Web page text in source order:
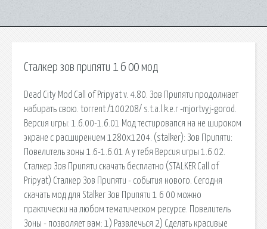
Сталкер зов припяти 1 6 00 мод
Dead City Mod Call of Pripyat v. 4.80. Зов Припяти продолжает
набирать свою. torrent /100208/ s.t.a.l.k.e.r -mjortvyj-gorod.
Версия игры: 1.6.00-1.6.01 Мод тестировапся на не широком
экране с расширением 1280х1204. (stalker): Зов Припяти:
Повелитель зоны 1.6-1.6.01 А у тебя Версия игры 1.6.02.
Сталкер Зов Припяти скачать бесплатно (STALKER Call of
Pripyat) Сталкер Зов Припяти - события нового. Сегодня
скачать мод для Stalker Зов Припяти 1 6 00 можно
практически на любом тематическом ресурсе. Повелитель
Зоны - позволяет вам: 1) Развлечься 2) Сделать красивые